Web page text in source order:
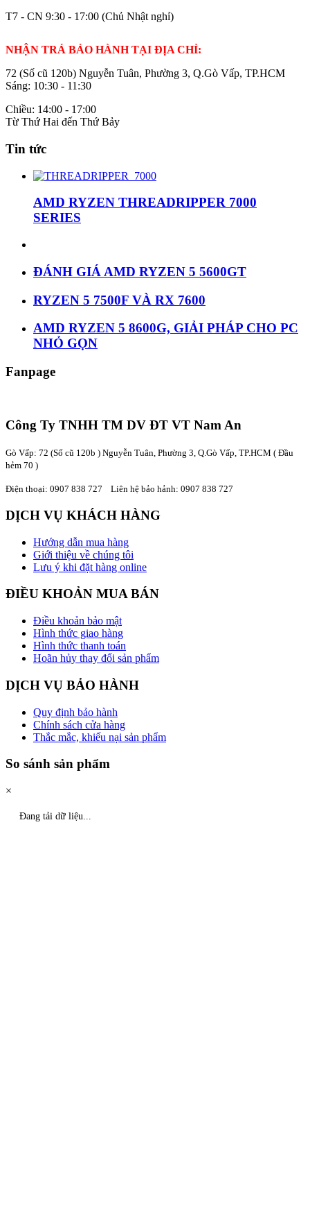
T7 - CN 9:30 - 17:00 (Chủ Nhật nghỉ)
NHẬN TRẢ BẢO HÀNH TẠI ĐỊA CHỈ:
72 (Số cũ 120b) Nguyễn Tuân, Phường 3, Q.Gò Vấp, TP.HCM
Sáng: 10:30 - 11:30
Chiều: 14:00 - 17:00
Từ Thứ Hai đến Thứ Bảy
Tin tức
AMD RYZEN THREADRIPPER 7000
SERIES
ĐÁNH GIÁ AMD RYZEN 5 5600GT
RYZEN 5 7500F VÀ RX 7600
AMD RYZEN 5 8600G, GIẢI PHÁP CHO PC
NHỎ GỌN
Fanpage
Công Ty TNHH TM DV ĐT VT Nam An
Gò Vấp: 72 (Số cũ 120b ) Nguyễn Tuân, Phường 3, Q.Gò Vấp, TP.HCM ( Đầu
hẻm 70 )
Điện thoại: 0907 838 727 Liên hệ bảo hảnh: 0907 838 727
DỊCH VỤ KHÁCH HÀNG
Hướng dẫn mua hàng
Giới thiệu về chúng tôi
Lưu ý khi đặt hàng online
ĐIỀU KHOẢN MUA BÁN
Điều khoản bảo mật
Hình thức giao hàng
Hình thức thanh toán
Hoãn hủy thay đổi sản phẩm
DỊCH VỤ BẢO HÀNH
Quy định bảo hành
Chính sách cửa hàng
Thắc mắc, khiếu nại sản phẩm
So sánh sản phẩm
×
Đang tải dữ liệu...